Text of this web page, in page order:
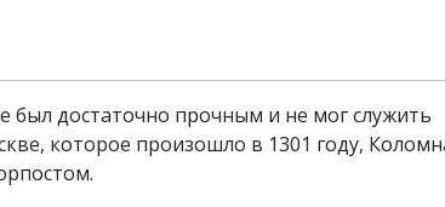
был достаточно прочным и не мог служить
которое произошло в 1301 году,